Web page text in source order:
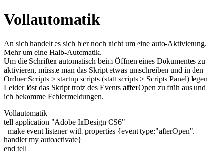
Vollautomatik
An sich handelt es sich hier noch nicht um eine auto-Aktivierung.
Mehr um eine Halb-Automatik.
Um die Schriften automatisch beim Öffnen eines Dokumentes zu
aktivieren, müsste man das Skript etwas umschreiben und in den
Ordner Scripts > startup scripts (statt scripts > Scripts Panel) legen.
Leider löst das Skript trotz des Events afterOpen zu früh aus und
ich bekomme Fehlermeldungen.
Vollautomatik
tell application "Adobe InDesign CS6"
make event listenerwith properties {event type:"afterOpen",
handler:my autoactivate}
end tell